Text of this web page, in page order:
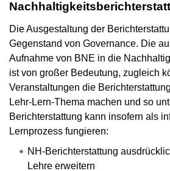
Die Ausgestaltung der
Gegenstand von Governance. Die
Aufnahme von BNE in die
ist von großer Bedeutung, zugleich
Veranstaltungen die
Lehr-Lern-Thema machen und so
Berichterstattung kann insofern als
Lernprozess fungieren:
NH-Berichterstattung
Lehre erweitern